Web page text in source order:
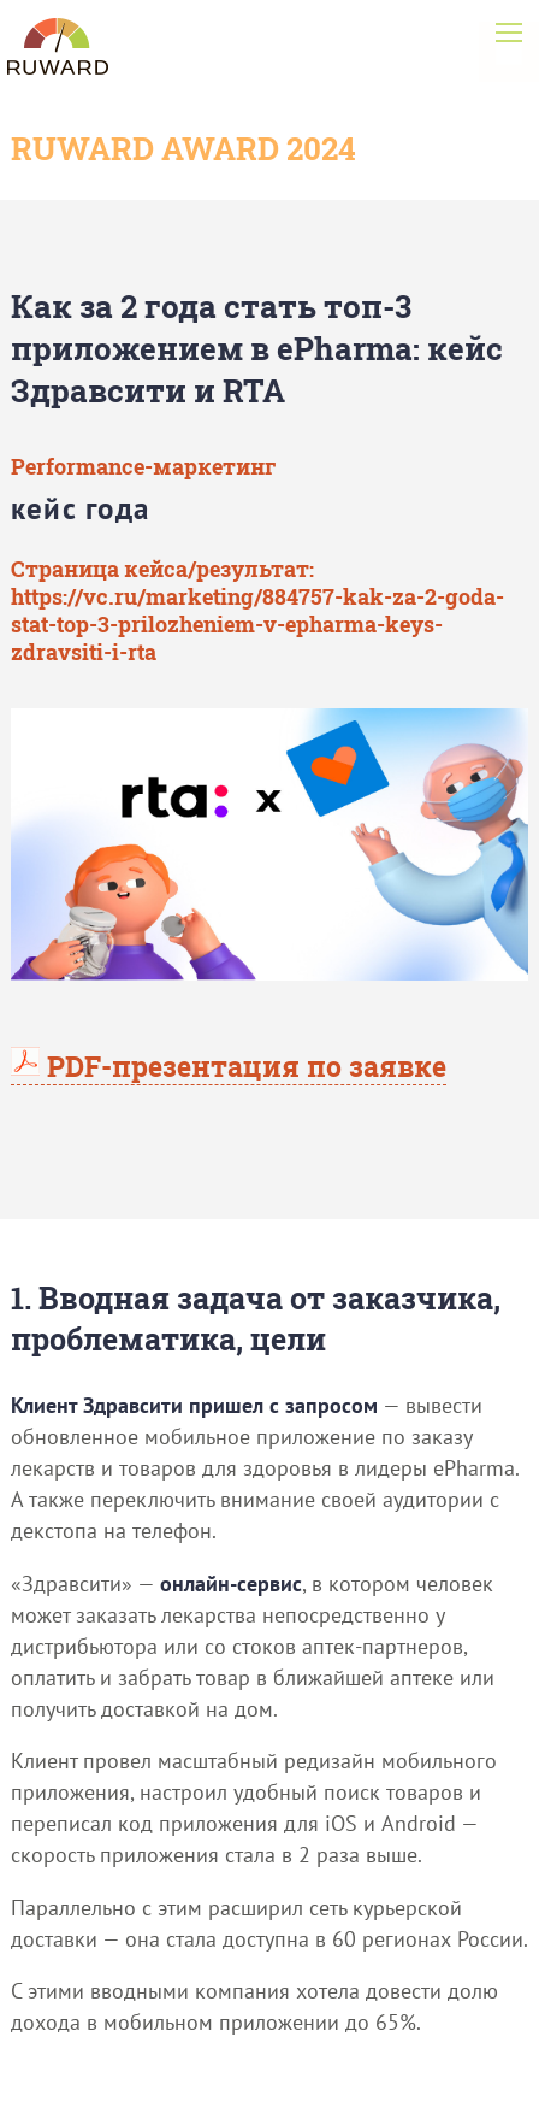
RUWARD AWARD 2024
Как за 2 года стать топ-3
приложением в ePharma: кейс
Здравсити и RTA
Performance-маркетинг
кейс года
Страница кейса/результат:
https://vc.ru/marketing/884757-kak-za-2-goda-
stat-top-3-prilozheniem-v-epharma-keys-
zdravsiti-i-rta
PDF-презентация по заявке
1. Вводная задача от заказчика,
проблематика, цели
Клиент Здравсити пришел с запросом — вывести
обновленное мобильное приложение по заказу
лекарств и товаров для здоровья в лидеры ePharma.
А также переключить внимание своей аудитории с
декстопа на телефон.
«Здравсити» — онлайн-сервис, в котором человек
может заказать лекарства непосредственно у
дистрибьютора или со стоков аптек-партнеров,
оплатить и забрать товар в ближайшей аптеке или
получить доставкой на дом.
Клиент провел масштабный редизайн мобильного
приложения, настроил удобный поиск товаров и
переписал код приложения для iOS и Android —
скорость приложения стала в 2 раза выше.
Параллельно с этим расширил сеть курьерской
доставки — она стала доступна в 60 регионах России.
С этими вводными компания хотела довести долю
дохода в мобильном приложении до 65%.